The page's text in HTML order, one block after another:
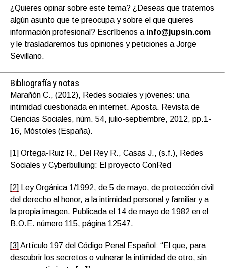
¿Quieres opinar sobre este tema? ¿Deseas que tratemos
algún asunto que te preocupa y sobre el que quieres
información profesional? Escríbenos a info@jupsin.com
y le trasladaremos tus opiniones y peticiones a Jorge
Sevillano.
Bibliografía y notas
Marañón C., (2012), Redes sociales y jóvenes: una
intimidad cuestionada en internet. Aposta. Revista de
Ciencias Sociales, núm. 54, julio-septiembre, 2012, pp.1-
16, Móstoles (España).
[1] Ortega-Ruiz R., Del Rey R., Casas J., (s.f.), Redes
Sociales y Cyberbulluing: El proyecto ConRed
[2] Ley Orgánica 1/1992, de 5 de mayo, de protección civil
del derecho al honor, a la intimidad personal y familiar y a
la propia imagen. Publicada el 14 de mayo de 1982 en el
B.O.E. número 115, página 12547.
[3] Artículo 197 del Código Penal Español: “El que, para
descubrir los secretos o vulnerar la intimidad de otro, sin